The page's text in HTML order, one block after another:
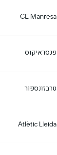
CE Manresa
פנסראיקוס
טרבזונספור
Atlètic Lleida